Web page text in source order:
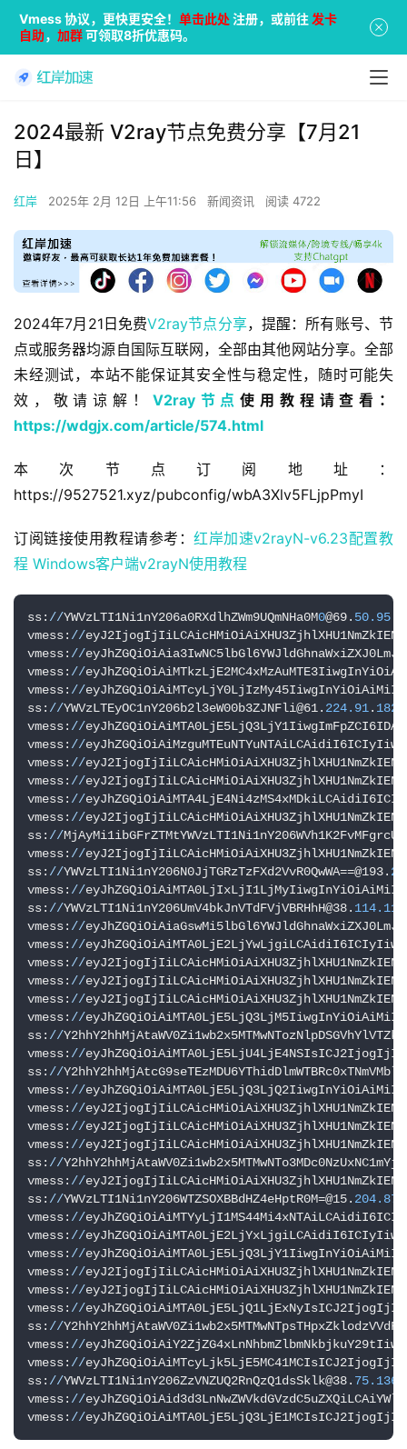
2024最新 V2ray节点免费分享【7月21
日】
红岸 2025年 2月 12日 上午11:56 新闻资讯 阅读 4722
2024年7月21日免费V2ray节点分享，提醒：所有账号、节
点或服务器均源自国际互联网，全部由其他网站分享。全部
未经测试，本站不能保证其安全性与稳定性，随时可能失
效，敬请谅解！ V2ray节点使用教程请查看：
https://wdgjx.com/article/574.html
本次节点订阅地址：
https://9527521.xyz/pubconfig/wbA3Xlv5FLjpPmyI
订阅链接使用教程请参考：红岸加速v2rayN-v6.23配置教
程 Windows客户端v2rayN使用教程
ss: //YWVzLTI1Ni1nY206a0RXdlhZWm9UQmNHa0M0@69. 50.95
vmess: //
vmess: //
vmess: //
vmess: //
ss: //YWVzLTEyOC1nY206b2l3eW00b3ZJNFli@61. 224.91. 182
vmess: //
vmess: //
vmess: //
vmess: //
vmess: //
vmess: //
ss: //
vmess: //
ss: //YWVzLTI1Ni1nY206N0JjTGRzTzFXd2VvR0QwWA==@193.
vmess: //
ss: //YWVzLTI1Ni1nY206UmV4bkJnVTdFVjVBRHhH@38. 114.114
vmess: //
vmess: //
vmess: //
vmess: //
vmess: //
vmess: //
ss: //
vmess: //
ss: //
vmess: //
vmess: //
vmess: //
vmess: //
ss: //
vmess: //
ss: //YWVzLTI1Ni1nY206WTZSOXBBdHZ4eHptR0M=@15. 204.87
vmess: //
vmess: //
vmess: //
vmess: //
vmess: //
vmess: //
ss: //
vmess: //
vmess: //
ss: //YWVzLTI1Ni1nY206ZzVNZUQ2RnQzQ1dsSklk@38. 75.136
vmess: //
vmess: //
Vmess 协议，更快更安全！ 单击此处注册，或前往 发卡
自助， 加群可领取8折优惠码。